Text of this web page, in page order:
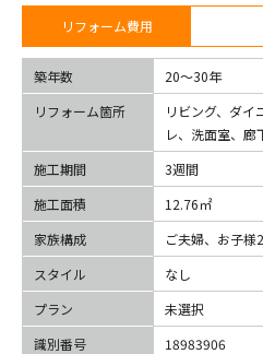
リフォーム費用
築年数
20〜30年
リフォーム箇所
リビング、ダイ
レ、洗面室、廊
施工期間
3週間
施工面積
12.76㎡
家族構成
ご夫婦、お子様
スタイル
なし
プラン
未選択
識別番号
18983906